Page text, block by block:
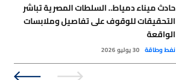
حادث ميناء دمياط.. السلطات المصرية تباشر
التحقيقات للوقوف على تفاصيل وملابسات
الواقعة
نفط وطاقة 30 يوليو 2026